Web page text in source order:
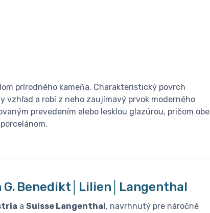
prírodného kameňa. Charakteristický povrch
vzhľad a robí z neho zaujímavý prvok moderného
prevedením alebo lesklou glazúrou, pričom obe
G. Benedikt│Lilien│Langenthal
a Suisse Langenthal , navrhnutý pre náročné